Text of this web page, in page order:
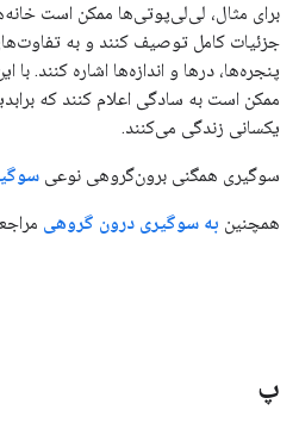
برای مثال، لی‌لی‌پوتی‌ها ممکن است
جزئیات کامل توصیف کنند و به
پنجره‌ها، درها و اندازه‌ها اشاره کنند.
ممکن است به سادگی اعلام کنند که
یکسانی زندگی می‌کنند.
سوگیری همگنی برون‌گروهی نوعی
همچنین به سوگیری درون گروهی
پ